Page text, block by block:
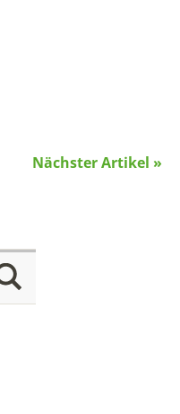
Nächster Artikel »